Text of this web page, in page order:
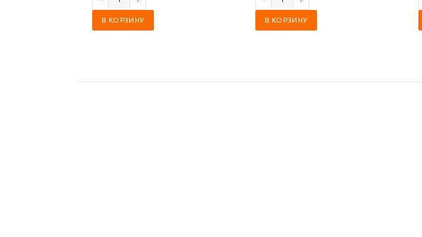
В КОРЗИНУ В КОРЗИНУ